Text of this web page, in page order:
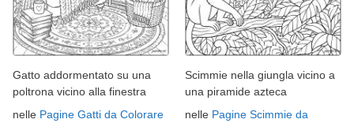
Gatto addormentato su una
poltrona vicino alla finestra
nelle Pagine Gatti da Colorare
Scimmie nella giungla vicino a
una piramide azteca
nelle Pagine Scimmie da